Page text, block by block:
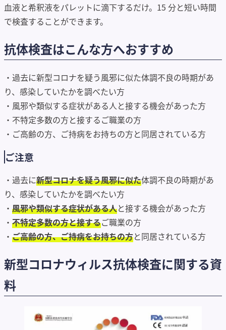
血液と希釈液をパレットに滴下するだけ。15 分と短い時間
で検査することができます。
抗体検査はこんな方へおすすめ
・過去に新型コロナを疑う風邪に似た体調不良の時期があ
り、感染していたかを調べたい方
・風邪や類似する症状がある人と接する機会があった方
・不特定多数の方と接するご職業の方
・ご高齢の方、ご持病をお持ちの方と同居されている方
ご注意
・過去に新型コロナを疑う風邪に似た体調不良の時期があ
り、感染していたかを調べたい方
・ 風邪や類似する症状がある人と接する機会があった方
・ 不特定多数の方と接するご職業の方
・ ご高齢の方、ご持病をお持ちの方と同居されている方
新型コロナウィルス抗体検査に関する資
料